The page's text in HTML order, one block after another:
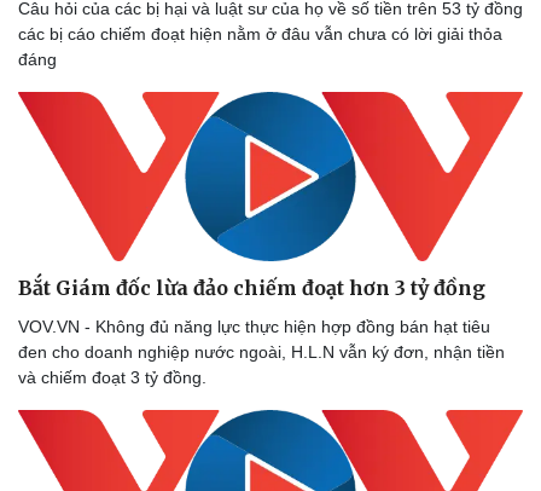
Doanh nghiệp
Thông tin doanh nghiệp
Doanh nghiệp 24h
Doanh nhân
Vì cộng đồng
Công nghệ
Sành điệu
Tin Công nghệ
Trải nghiệm
Chuyển đổi số
Câu hỏi của các bị hại và luật sư của họ về số tiền trên 53 tỷ đồng
các bị cáo chiếm đoạt hiện nằm ở đâu vẫn chưa có lời giải thỏa
đáng
Bắt Giám đốc lừa đảo chiếm đoạt hơn 3 tỷ đồng
VOV.VN - Không đủ năng lực thực hiện hợp đồng bán hạt tiêu
đen cho doanh nghiệp nước ngoài, H.L.N vẫn ký đơn, nhận tiền
và chiếm đoạt 3 tỷ đồng.